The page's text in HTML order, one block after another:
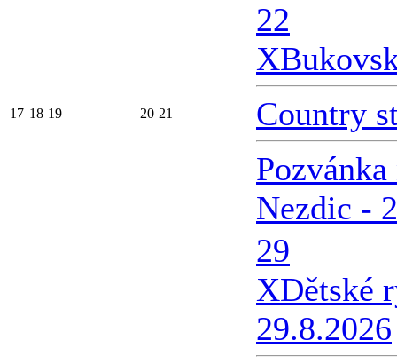
17 18 19 20 21
22
X
Country
Nezdic -
29
XDětské
29.8.2026